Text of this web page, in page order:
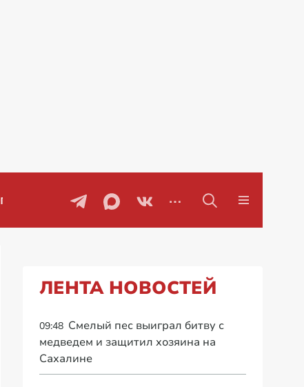
Проблемы с бензином в
ЛЕНТА НОВОСТЕЙ
09:48 Смелый пес выиграл битву с
медведем и защитил хозяина на
Сахалине